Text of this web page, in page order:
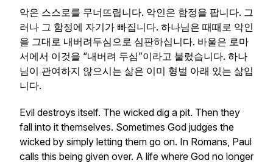
악은 스스로를 무너뜨립니다. 악인은 함정을 팝니다. 그
러나 그 함정에 자기가 빠집니다. 하나님은 때때로 악인
을 그대로 내버려두심으로 심판하십니다. 바울은 로마
서에서 이것을 “내버려 두심”이라고 불렀습니다. 하나
님이 관여하지 않으시는 삶은 이미 형벌 아래 있는 삶입
니다.
Evil destroys itself. The wicked dig a pit. Then they
fall into it themselves. Sometimes God judges the
wicked by simply letting them go on. In Romans, Paul
calls this being given over. A life where God no longer